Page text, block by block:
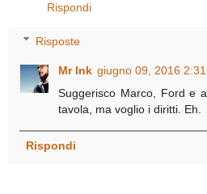
Rispondi
Risposte
Mr Ink giugno 09, 2016
Suggerisco Marco, Ford e
tavola, ma voglio i diritti. Eh.
Rispondi